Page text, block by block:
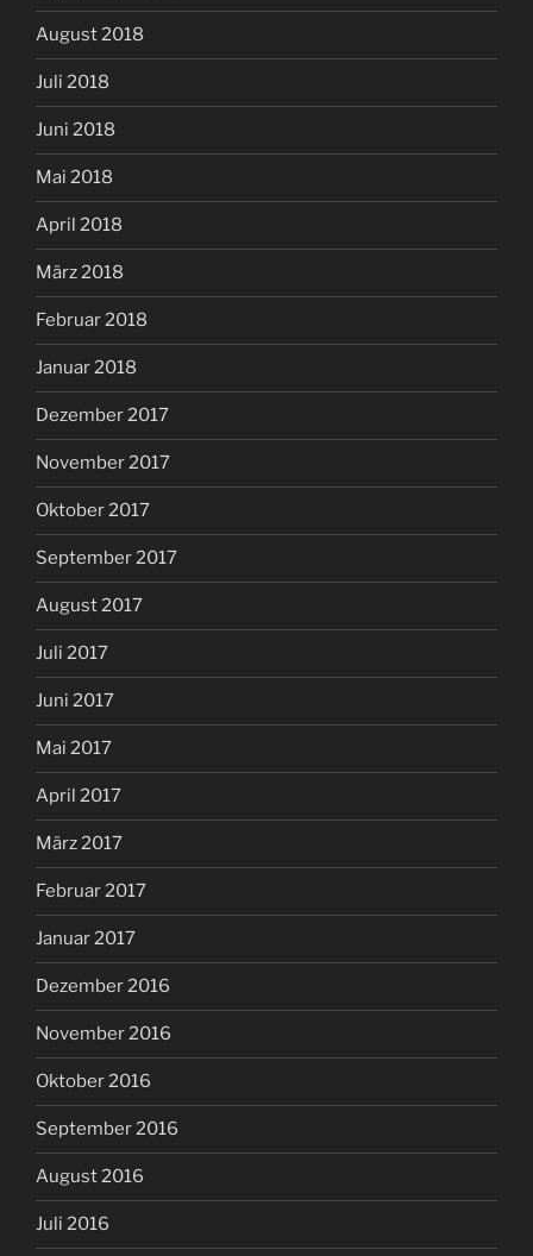
August 2018
Juli 2018
Juni 2018
Mai 2018
April 2018
März 2018
Februar 2018
Januar 2018
Dezember 2017
November 2017
Oktober 2017
September 2017
August 2017
Juli 2017
Juni 2017
Mai 2017
April 2017
März 2017
Februar 2017
Januar 2017
Dezember 2016
November 2016
Oktober 2016
September 2016
August 2016
Juli 2016